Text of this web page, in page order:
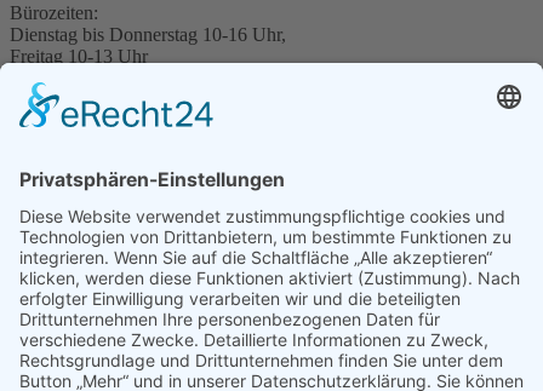
Bürozeiten:
Dienstag bis Donnerstag 10-16 Uhr,
Freitag 10-13 Uhr
Service
Veranstaltungen
Datenschutz
Reisebedingungen
Veranstaltungshinweise
Impressum
Mitmachen